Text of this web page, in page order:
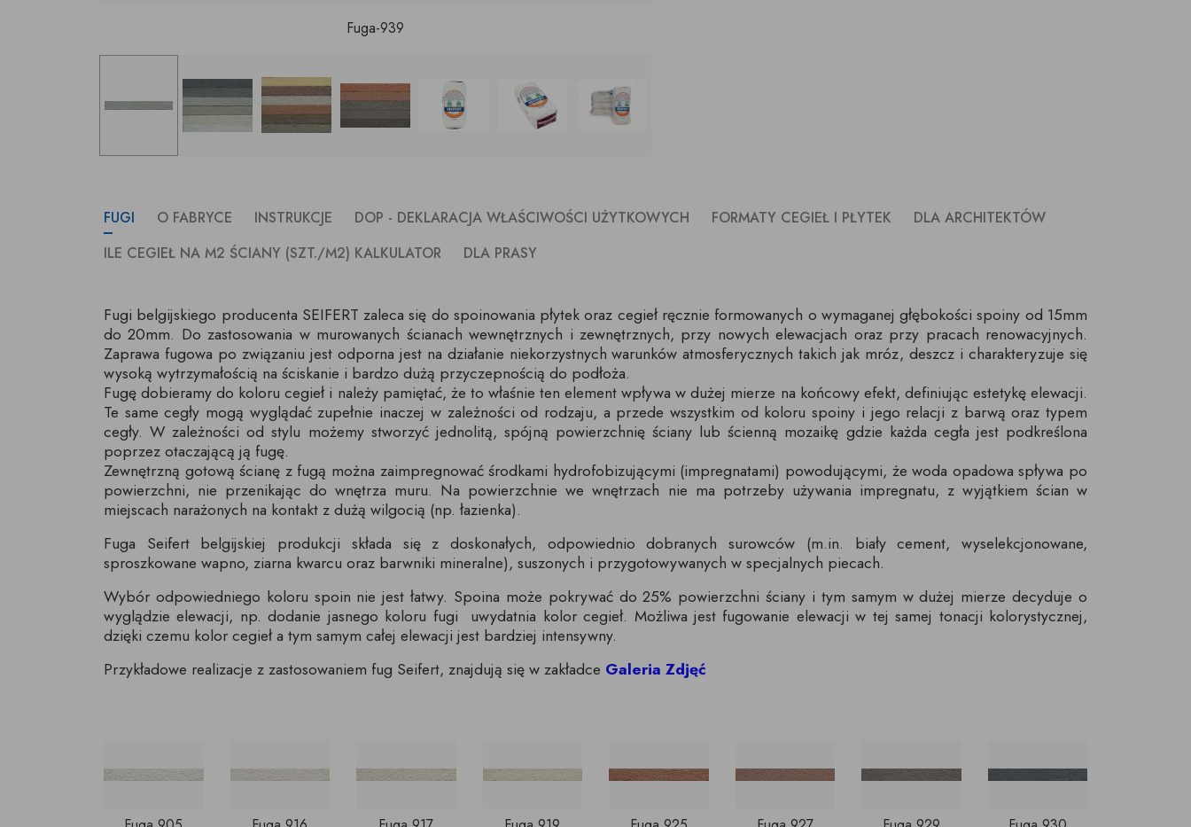
Fuga-939
FUGI O FABRYCE INSTRUKCJE DOP - DEKLARACJA WŁAŚCIWOŚCI UŻYTKOWYCH FORMATY CEGIEŁ I PŁYTEK
DLA ARCHITEKTÓW
ILE CEGIEŁ NA M2 ŚCIANY (SZT./M2) KALKULATOR
DLA PRASY
Fugi belgijskiego producenta SEIFERT zaleca się do spoinowania płytek oraz cegieł ręcznie formowanych o wymaganej głębokości spoiny od 15mm
do 20mm. Do zastosowania w murowanych ścianach wewnętrznych i zewnętrznych, przy nowych elewacjach oraz przy pracach renowacyjnych.
Zaprawa fugowa po związaniu jest odporna jest na działanie niekorzystnych warunków atmosferycznych takich jak mróz, deszcz i charakteryzuje się
wysoką wytrzymałością na ściskanie i bardzo dużą przyczepnością do podłoża.
Fugę dobieramy do koloru cegieł i należy pamiętać, że to właśnie ten element wpływa w dużej mierze na końcowy efekt, definiując estetykę elewacji.
Te same cegły mogą wyglądać zupełnie inaczej w zależności od rodzaju, a przede wszystkim od koloru spoiny i jego relacji z barwą oraz typem
cegły. W zależności od stylu możemy stworzyć jednolitą, spójną powierzchnię ściany lub ścienną mozaikę gdzie każda cegła jest podkreślona
poprzez otaczającą ją fugę.
Zewnętrzną gotową ścianę z fugą można zaimpregnować środkami hydrofobizującymi (impregnatami) powodującymi, że woda opadowa spływa po
powierzchni, nie przenikając do wnętrza muru. Na powierzchnie we wnętrzach nie ma potrzeby używania impregnatu, z wyjątkiem ścian w
miejscach narażonych na kontakt z dużą wilgocią (np. łazienka).
Fuga Seifert belgijskiej produkcji składa się z doskonałych, odpowiednio dobranych surowców (m.in. biały cement, wyselekcjonowane,
sproszkowane wapno, ziarna kwarcu oraz barwniki mineralne), suszonych i przygotowywanych w specjalnych piecach.
Wybór odpowiedniego koloru spoin nie jest łatwy. Spoina może pokrywać do 25% powierzchni ściany i tym samym w dużej mierze decyduje o
wyglądzie elewacji, np. dodanie jasnego koloru fugi uwydatnia kolor cegieł. Możliwa jest fugowanie elewacji w tej samej tonacji kolorystycznej,
dzięki czemu kolor cegieł a tym samym całej elewacji jest bardziej intensywny.
Przykładowe realizacje z zastosowaniem fug Seifert, znajdują się w zakładce Galeria Zdjęć